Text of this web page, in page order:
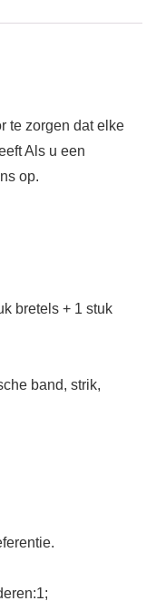
te zorgen dat elke
Als u een
op.
bretels + 1 stuk
band, strik,